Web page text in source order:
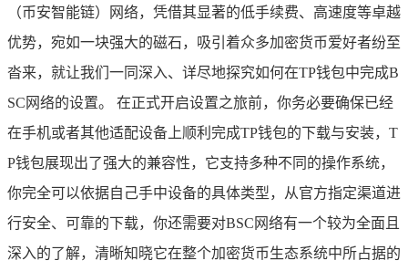
（币安智能链）网络，凭借其显著的低手续费、高速度等卓越
优势，宛如一块强大的磁石，吸引着众多加密货币爱好者纷至
沓来，就让我们一同深入、详尽地探究如何在TP钱包中完成B
SC网络的设置。 在正式开启设置之旅前，你务必要确保已经
在手机或者其他适配设备上顺利完成TP钱包的下载与安装，T
P钱包展现出了强大的兼容性，它支持多种不同的操作系统，
你完全可以依据自己手中设备的具体类型，从官方指定渠道进
行安全、可靠的下载，你还需要对BSC网络有一个较为全面且
深入的了解，清晰知晓它在整个加密货币生态系统中所占据的